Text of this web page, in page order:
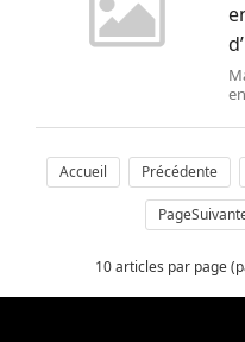
Accueil Précédente
10 articles par page